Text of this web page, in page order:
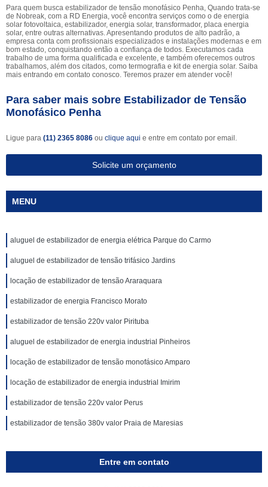
Para quem busca estabilizador de tensão monofásico Penha, Quando trata-se
de Nobreak, com a RD Energia, você encontra serviços como o de energia
solar fotovoltaica, estabilizador, energia solar, transformador, placa energia
solar, entre outras alternativas. Apresentando produtos de alto padrão, a
empresa conta com profissionais especializados e instalações modernas e em
bom estado, conquistando então a confiança de todos. Executamos cada
trabalho de uma forma qualificada e excelente, e também oferecemos outros
trabalhamos, além dos citados, como termografia e kit de energia solar. Saiba
mais entrando em contato conosco. Teremos prazer em atender você!
Para saber mais sobre Estabilizador de Tensão
Monofásico Penha
Ligue para (11) 2365 8086 ou clique aqui e entre em contato por email.
Solicite um orçamento
MENU
aluguel de estabilizador de energia elétrica Parque do Carmo
aluguel de estabilizador de tensão trifásico Jardins
locação de estabilizador de tensão Araraquara
estabilizador de energia Francisco Morato
estabilizador de tensão 220v valor Pirituba
aluguel de estabilizador de energia industrial Pinheiros
locação de estabilizador de tensão monofásico Amparo
locação de estabilizador de energia industrial Imirim
estabilizador de tensão 220v valor Perus
estabilizador de tensão 380v valor Praia de Maresias
Entre em contato